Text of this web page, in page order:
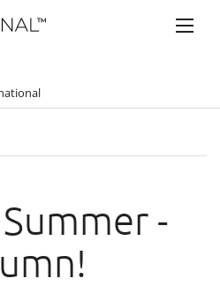
-